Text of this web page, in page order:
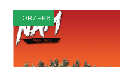
Новинка